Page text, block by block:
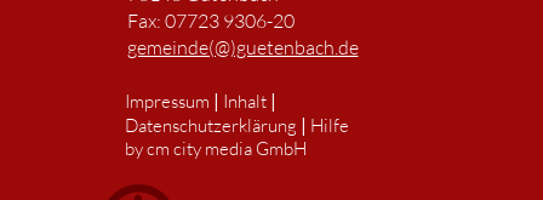
Fax: 07723 9306-20
gemeinde(@)guetenbach.de
Impressum | Inhalt|
Datenschutzerklärung | Hilfe
by cm city media GmbH